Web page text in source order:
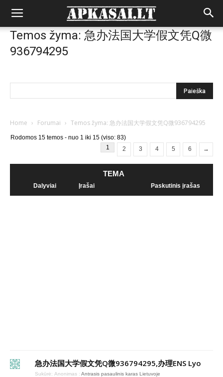
Temos žyma: 急办法国大学假文凭Q微
936794295
Home › Forumai › Temos žyma: 急办法国大学假文凭Q微936794295
Rodomos 15 temos - nuo 1 iki 15 (viso: 83)
1
2 3 4 5 6 →
TEMA
Dalyviai Įrašai Paskutinis įrašas
急办法国大学假文凭Q微936794295,办理ENS Lyo
Sukūrė: Anonimas : Antrasis pasaulinis karas Lietuvoje